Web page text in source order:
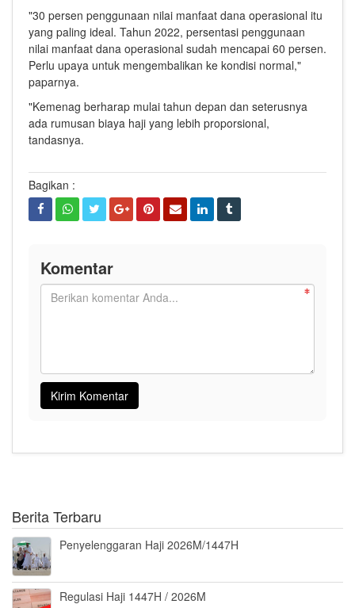
"30 persen penggunaan nilai manfaat dana operasional itu
yang paling ideal. Tahun 2022, persentasi penggunaan
nilai manfaat dana operasional sudah mencapai 60 persen.
Perlu upaya untuk mengembalikan ke kondisi normal,"
paparnya.
"Kemenag berharap mulai tahun depan dan seterusnya
ada rumusan biaya haji yang lebih proporsional,
tandasnya.
Bagikan :
Komentar
Berita Terbaru
Penyelenggaran Haji 2026M/1447H
Regulasi Haji 1447H / 2026M